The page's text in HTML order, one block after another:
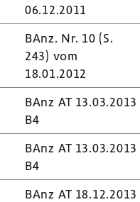
06.12.2011
BAnz. Nr. 10 (S.
243) vom
18.01.2012
BAnz AT 13.03.2013
B4
BAnz AT 13.03.2013
B4
BAnz AT 18.12.2013